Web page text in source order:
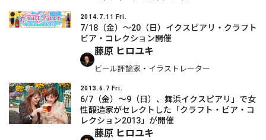
2014.7.11 Fri.
7/18（金）～20（日）イクスピアリ・クラフト
ビア・コレクション開催
藤原 ヒロユキ
ビール評論家・イラストレーター
2013.6.7 Fri.
6/7（金）～9（日）、舞浜イクスピアリ」で女
性醸造家がセレクトした「クラフト・ビア・コ
レクション2013」が開催
藤原 ヒロユキ